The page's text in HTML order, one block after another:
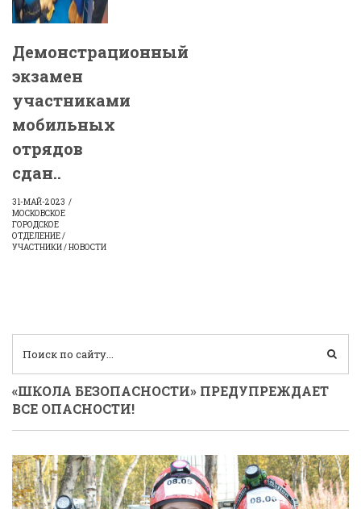
Демонстрационный
экзамен
участниками
мобильных
отрядов
сдан..
31-МАЙ-2023
МОСКОВСКОЕ
ГОРОДСКОЕ
ОТДЕЛЕНИЕ /
УЧАСТНИКИ / НОВОСТИ
«ШКОЛА БЕЗОПАСНОСТИ» ПРЕДУПРЕЖДАЕТ
ВСЕ ОПАСНОСТИ!